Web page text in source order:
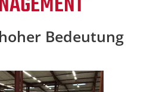
Bedeutung